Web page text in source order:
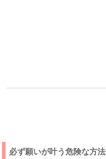
必ず願いが叶う危険な方法